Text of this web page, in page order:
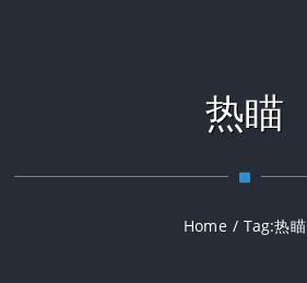
热瞄
Home / Tag:热瞄